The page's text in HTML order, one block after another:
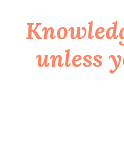
Skip
contentunless